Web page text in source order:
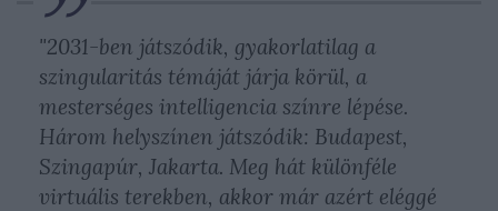
"2031-ben játszódik, gyakorlatilag a
szingularitás témáját járja körül, a
mesterséges intelligencia színre lépése.
Három helyszínen játszódik: Budapest,
Szingapúr, Jakarta. Meg hát különféle
virtuális terekben, akkor már azért eléggé